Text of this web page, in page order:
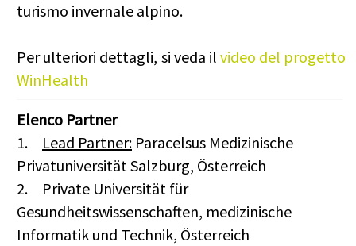
turismo invernale alpino.
Per ulteriori dettagli, si veda ilvideo del progetto
WinHealth
Elenco Partner
1.
Lead Partner: Paracelsus Medizinische
Privatuniversität Salzburg, Österreich
2.
Private Universität für
Gesundheitswissenschaften, medizinische
Informatik und Technik, Österreich